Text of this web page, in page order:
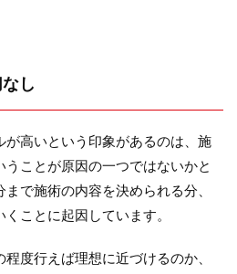
し
が高いという印象があるのは、施
ことが原因の一つではないかと
で施術の内容を決められる分、
ことに起因しています。
度行えば理想に近づけるのか、